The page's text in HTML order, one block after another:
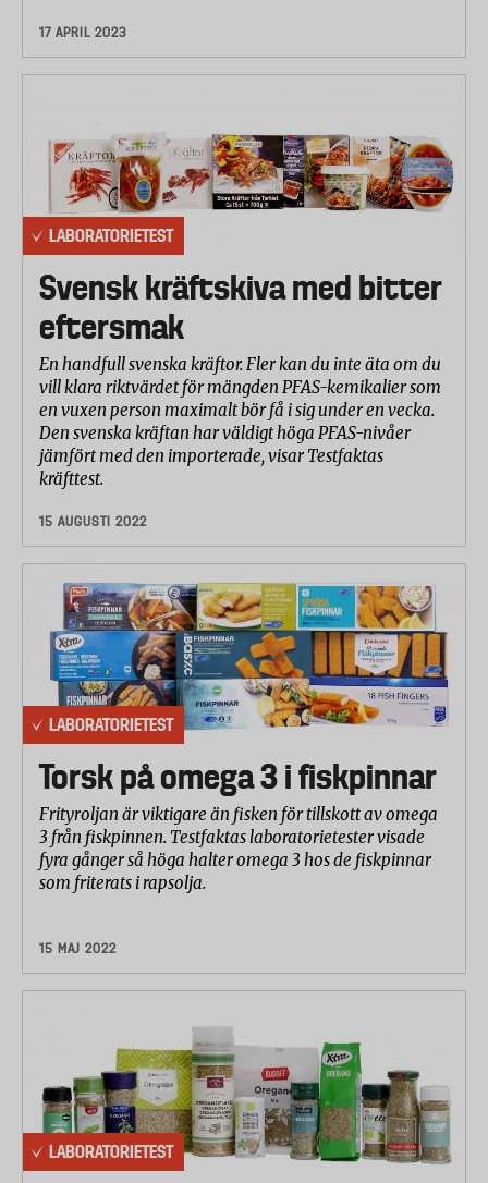
17 APRIL 2023
LABORATORIETEST
Svensk kräftskiva med bitter
eftersmak
En handfull svenska kräftor. Fler kan du inte äta om du
vill klara riktvärdet för mängden PFAS-kemikalier som
en vuxen person maximalt bör få i sig under en vecka.
Den svenska kräftan har väldigt höga PFAS-nivåer
jämfört med den importerade, visar Testfaktas
kräfttest.
15 AUGUSTI 2022
LABORATORIETEST
Torsk på omega 3 i fiskpinnar
Frityroljan är viktigare än fisken för tillskott av omega
3 från fiskpinnen. Testfaktas laboratorietester visade
fyra gånger så höga halter omega 3 hos de fiskpinnar
som friterats i rapsolja.
15 MAJ 2022
LABORATORIETEST